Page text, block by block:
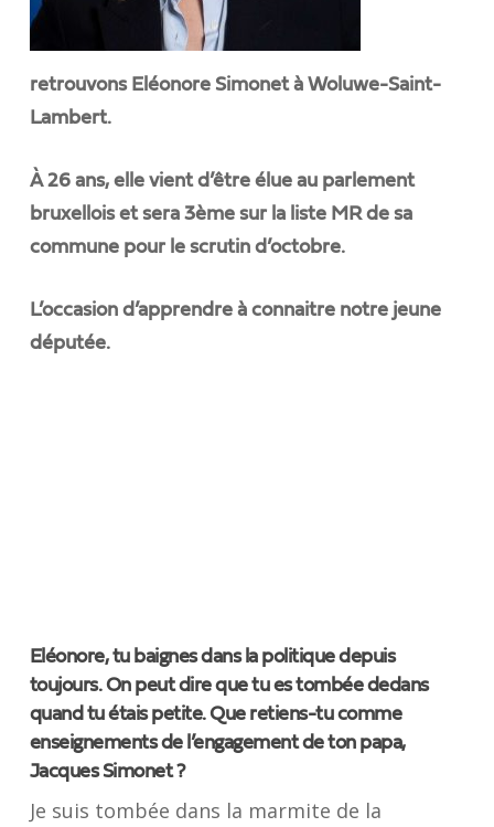
retrouvons Eléonore Simonet à Woluwe-Saint-
Lambert.
À 26 ans, elle vient d’être élue au parlement
bruxellois et sera 3ème sur la liste MR de sa
commune pour le scrutin d’octobre.
L’occasion d’apprendre à connaitre notre jeune
députée.
Eléonore, tu baignes dans la politique depuis
toujours. On peut dire que tu es tombée dedans
quand tu étais petite. Que retiens-tu comme
enseignements de l’engagement de ton papa,
Jacques Simonet ?
Je suis tombée dans la marmite de la